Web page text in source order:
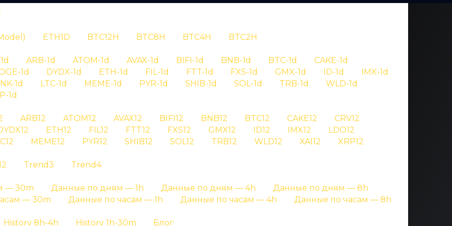
ETH1D BTC12H BTC8H BTC4H
BTC2H
ARB-1d ATOM-1d AVAX-1d BIFI-1d BNB-1d BTC-1d
CAKE-1d
1d DYDX-1d ETH-1d FIL-1d FTT-1d FXS-1d GMX-1d ID-1d
IMX-1d
1d LTC-1d MEME-1d PYR-1d SHIB-1d SOL-1d TRB-1d
WLD-1d
1d
ARB12 ATOM12 AVAX12 BIFI12 BNB12 BTC12 CAKE12
CRV12
ETH12 FIL12 FTT12 FXS12 GMX12 ID12 IMX12
LDO12
MEME12 PYR12 SHIB12 SOL12 TRB12 WLD12 XAI12
XRP12
Trend3
Trend4
— 30m
Данные по дням — 1h Данные по дням — 4h
Данные по дням — 8h
— 30m
Данные по часам — 1h Данные по часам — 4h
Данные по часам — 8h
History 8h-4h History 1h-30m Блог
сигналов aave
aave на графике результатов и на отдельных страницах с подробными данными
Главная страница» История сигналов